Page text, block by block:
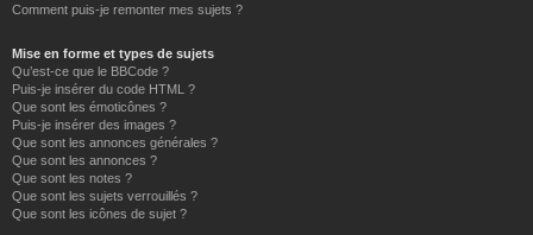
Comment puis-je remonter mes sujets ?
Mise en forme et types de sujets
Qu’est-ce que le BBCode ?
Puis-je insérer du code HTML ?
Que sont les émoticônes ?
Puis-je insérer des images ?
Que sont les annonces générales ?
Que sont les annonces ?
Que sont les notes ?
Que sont les sujets verrouillés ?
Que sont les icônes de sujet ?